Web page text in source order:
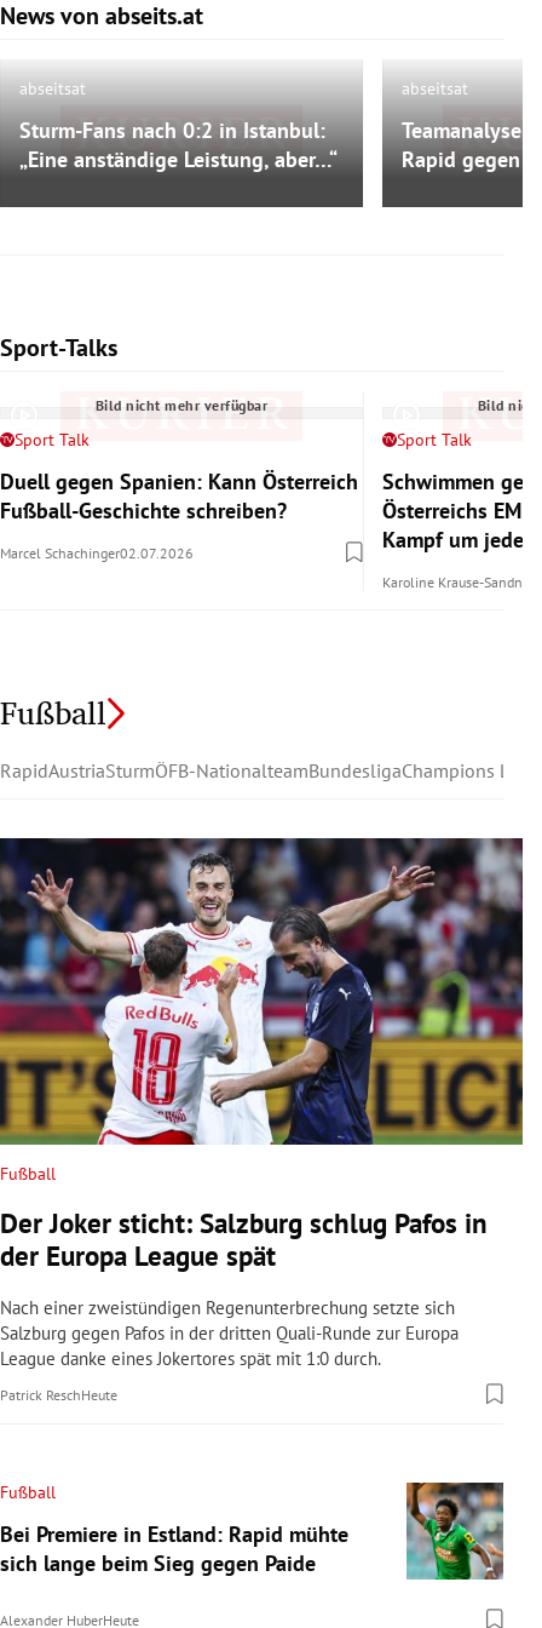
News von abseits.at
Slide 1 von 9
Bild nicht mehr verfügbar
abseitsat
Sturm-Fans nach 0:2 in Istanbul:
„Eine anständige Leistung, aber…“
Bild
abseitsat
Teamanalyse:
Rapid gegen
Sport-Talks
Slide 1 von 6
Bild nicht mehr verfügbar
Sport Talk
Duell gegen Spanien: Kann Österreich
Fußball-Geschichte schreiben?
Marcel Schachinger02.07.2026
Bild
Sport Talk
Schwimmen
Österreichs
Kampf um jedes
Karoline Krause-Sandner
Fußball
RapidAustriaSturmÖFB-NationalteamBundesligaChampions
Fußball
Der Joker sticht: Salzburg schlug Pafos in
der Europa League spät
Nach einer zweistündigen Regenunterbrechung setzte sich
Salzburg gegen Pafos in der dritten Quali-Runde zur Europa
League danke eines Jokertores spät mit 1:0 durch.
Patrick ReschHeute
Fußball
Bei Premiere in Estland: Rapid mühte
sich lange beim Sieg gegen Paide
Alexander HuberHeute